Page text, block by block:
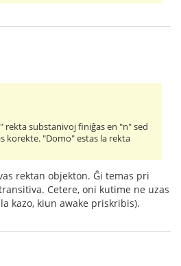
rekta substanivoj finiĝas en "n" sed
korekte. "Domo" estas la rekta
rektan objekton. Ĝi temas pri
Cetere, oni kutime ne uzas
kazo, kiun awake priskribis).